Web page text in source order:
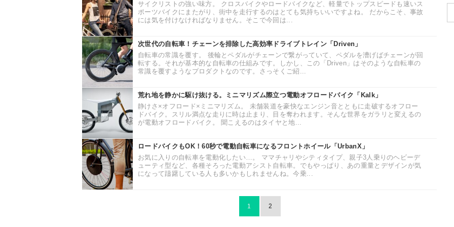
サイクリストの強い味方。 クロスバイクやロードバイクなど、軽量でトップスピードも速いス
ポーツバイクにまたがり、街中を走行するのはとても気持ちいいですよね。 だからこそ、事故
には気を付けなければなりません。そこで今回は...
次世代の自転車！チェーンを排除した高効率ドライブトレイン「Driven」
自転車の常識を覆す。 後輪とペダルがチェーンで繋がっていて、ペダルを漕げばチェーンが回
転する。それが基本的な自転車の仕組みです。しかし、この「Driven」はそのような自転車の
常識を覆すようなプロダクトなのです。さっそくご紹...
荒れ地を静かに駆け抜ける。ミニマリズム際立つ電動オフロードバイク「Kalk」
静けさ×オフロード×ミニマリズム。 未舗装道を豪快なエンジン音とともに走破するオフロー
ドバイク。スリル満点な走りに時は止まり、目を奪われます。そんな世界をガラリと変えるの
が電動オフロードバイク。 聞こえるのはタイヤと地...
ロードバイクもOK！60秒で電動自転車になるフロントホイール「UrbanX」
お気に入りの自転車を電動化したい…。 ママチャリやシティタイプ、親子3人乗りのヘビーデ
ューティ型など、各種そろった電動アシスト自転車。でもやっぱり、あの重量とデザインが気
になって躊躇している人も多いかもしれませんね。今乗...
1 2